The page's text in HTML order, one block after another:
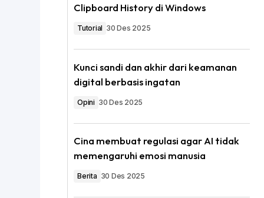
Clipboard History di Windows
Tutorial 30 Des 2025
Kunci sandi dan akhir dari keamanan
digital berbasis ingatan
Opini 30 Des 2025
Cina membuat regulasi agar AI tidak
memengaruhi emosi manusia
Berita 30 Des 2025